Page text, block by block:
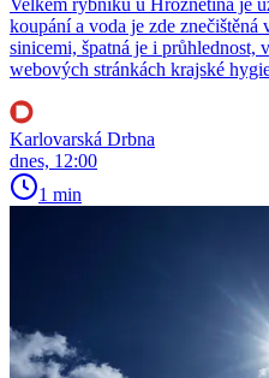
Velkém rybníku u Hroznětína je
koupání a voda je zde
sinicemi, špatná je i průhlednost,
webových stránkách krajské
Karlovarská Drbna
dnes, 12:00
1 min